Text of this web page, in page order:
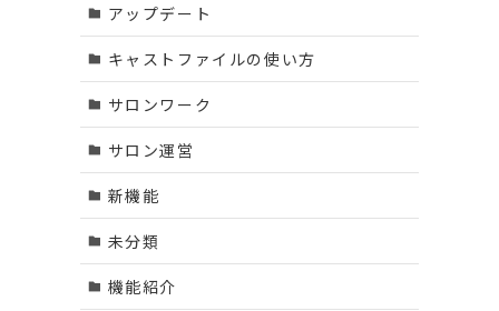
アップデート
キャストファイルの使い方
サロンワーク
サロン運営
新機能
未分類
機能紹介